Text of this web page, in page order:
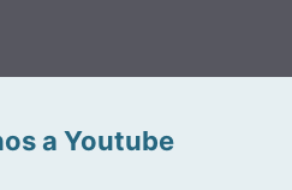
a Youtube